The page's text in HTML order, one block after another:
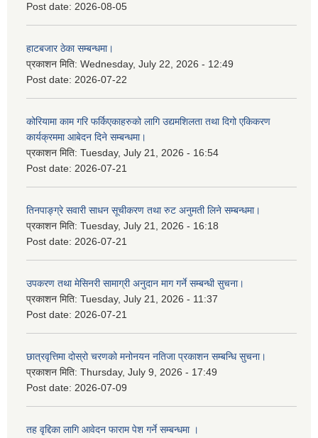
Post date: 2026-08-05
हाटबजार ठेका सम्बन्धमा।
प्रकाशन मिति: Wednesday, July 22, 2026 - 12:49
Post date: 2026-07-22
कोरियामा काम गरि फर्किएकाहरुको लागि उद्यमशिलता तथा दिगो एकिकरण
कार्यक्रममा आबेदन दिने सम्बन्धमा।
प्रकाशन मिति: Tuesday, July 21, 2026 - 16:54
Post date: 2026-07-21
तिनपाङ्ग्रे सवारी साधन सूचीकरण तथा रुट अनुमती लिने सम्बन्धमा।
प्रकाशन मिति: Tuesday, July 21, 2026 - 16:18
Post date: 2026-07-21
उपकरण तथा मेसिनरी सामाग्री अनुदान माग गर्ने सम्बन्धी सुचना।
प्रकाशन मिति: Tuesday, July 21, 2026 - 11:37
Post date: 2026-07-21
छात्रवृत्तिमा दोस्रो चरणको मनोनयन नतिजा प्रकाशन सम्बन्धि सुचना।
प्रकाशन मिति: Thursday, July 9, 2026 - 17:49
Post date: 2026-07-09
तह वृद्दिका लागि आवेदन फाराम पेश गर्ने सम्बन्धमा ।